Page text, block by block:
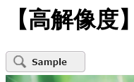
【高解像度